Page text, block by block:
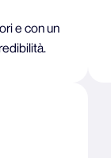
e con un